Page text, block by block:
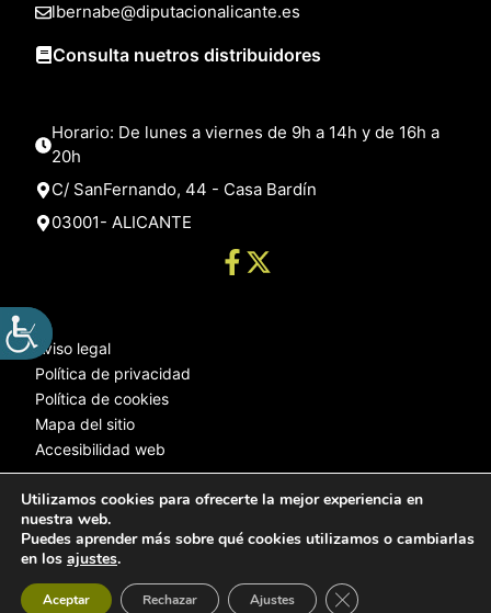
lbernabe@diputacionalicante.es
Consulta nuetros distribuidores
Horario: De lunes a viernes de 9h a 14h y de 16h a
20h
C/ SanFernando, 44 - Casa Bardín
03001- ALICANTE
Aviso legal
Política de privacidad
Política de cookies
Mapa del sitio
Accesibilidad web
© 2025 Web desarrollada por el Servicio de Informática de Diputación
Utilizamos cookies para ofrecerte la mejor experiencia en
nuestra web.
Puedes aprender más sobre qué cookies utilizamos o cambiarlas
en los ajustes.
Aceptar Rechazar Ajustes Cerrar el banner de